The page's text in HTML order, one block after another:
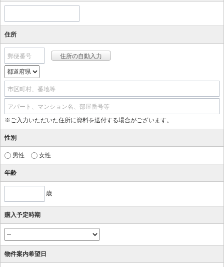
住所
郵便番号
市区町村、番地等
アパート、マンション名、部屋番号等
※ご入力いただいた住所に資料を送付する場合がございます。
性別
男性 女性
年齢
歳
購入予定時期
物件案内希望日